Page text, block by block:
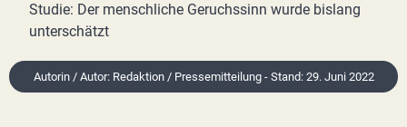
Studie: Der menschliche Geruchssinn wurde bislang
unterschätzt
Autorin / Autor: Redaktion / Pressemitteilung - Stand: 29. Juni 2022